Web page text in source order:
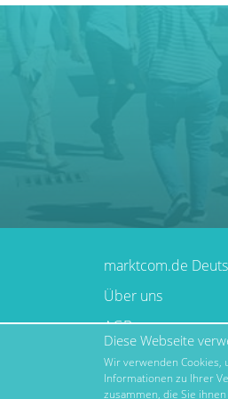
marktcom.de
Über uns
AGB
Impressum
Datenschutz
Diese Webseite
Wir verwenden Cookies,
Informationen zu Ihrer
zusammen, die Sie